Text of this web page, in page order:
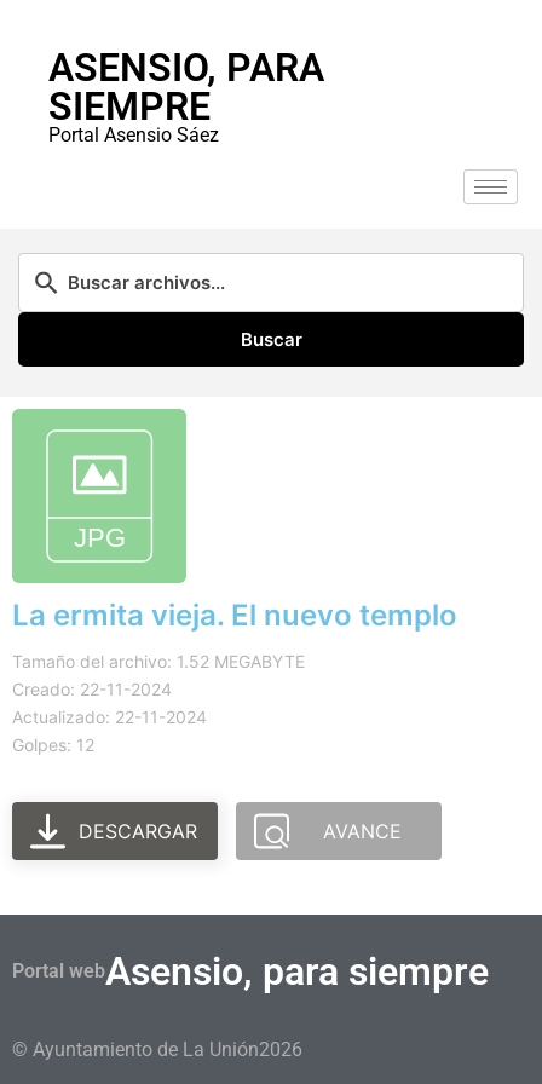
ASENSIO, PARA
SIEMPRE
Portal Asensio Sáez
Buscar
La ermita vieja. El nuevo templo
Tamaño del archivo: 1.52 MEGABYTE
Creado: 22-11-2024
Actualizado: 22-11-2024
Golpes: 12
DESCARGAR AVANCE
Portal webAsensio, para siempre
© Ayuntamiento de La Unión2026